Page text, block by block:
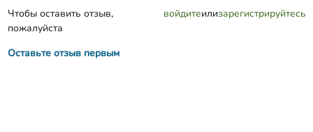
Чтобы оставить отзыв,
пожалуйста
войдитеилизарегистрируйтесь
Оставьте отзыв первым